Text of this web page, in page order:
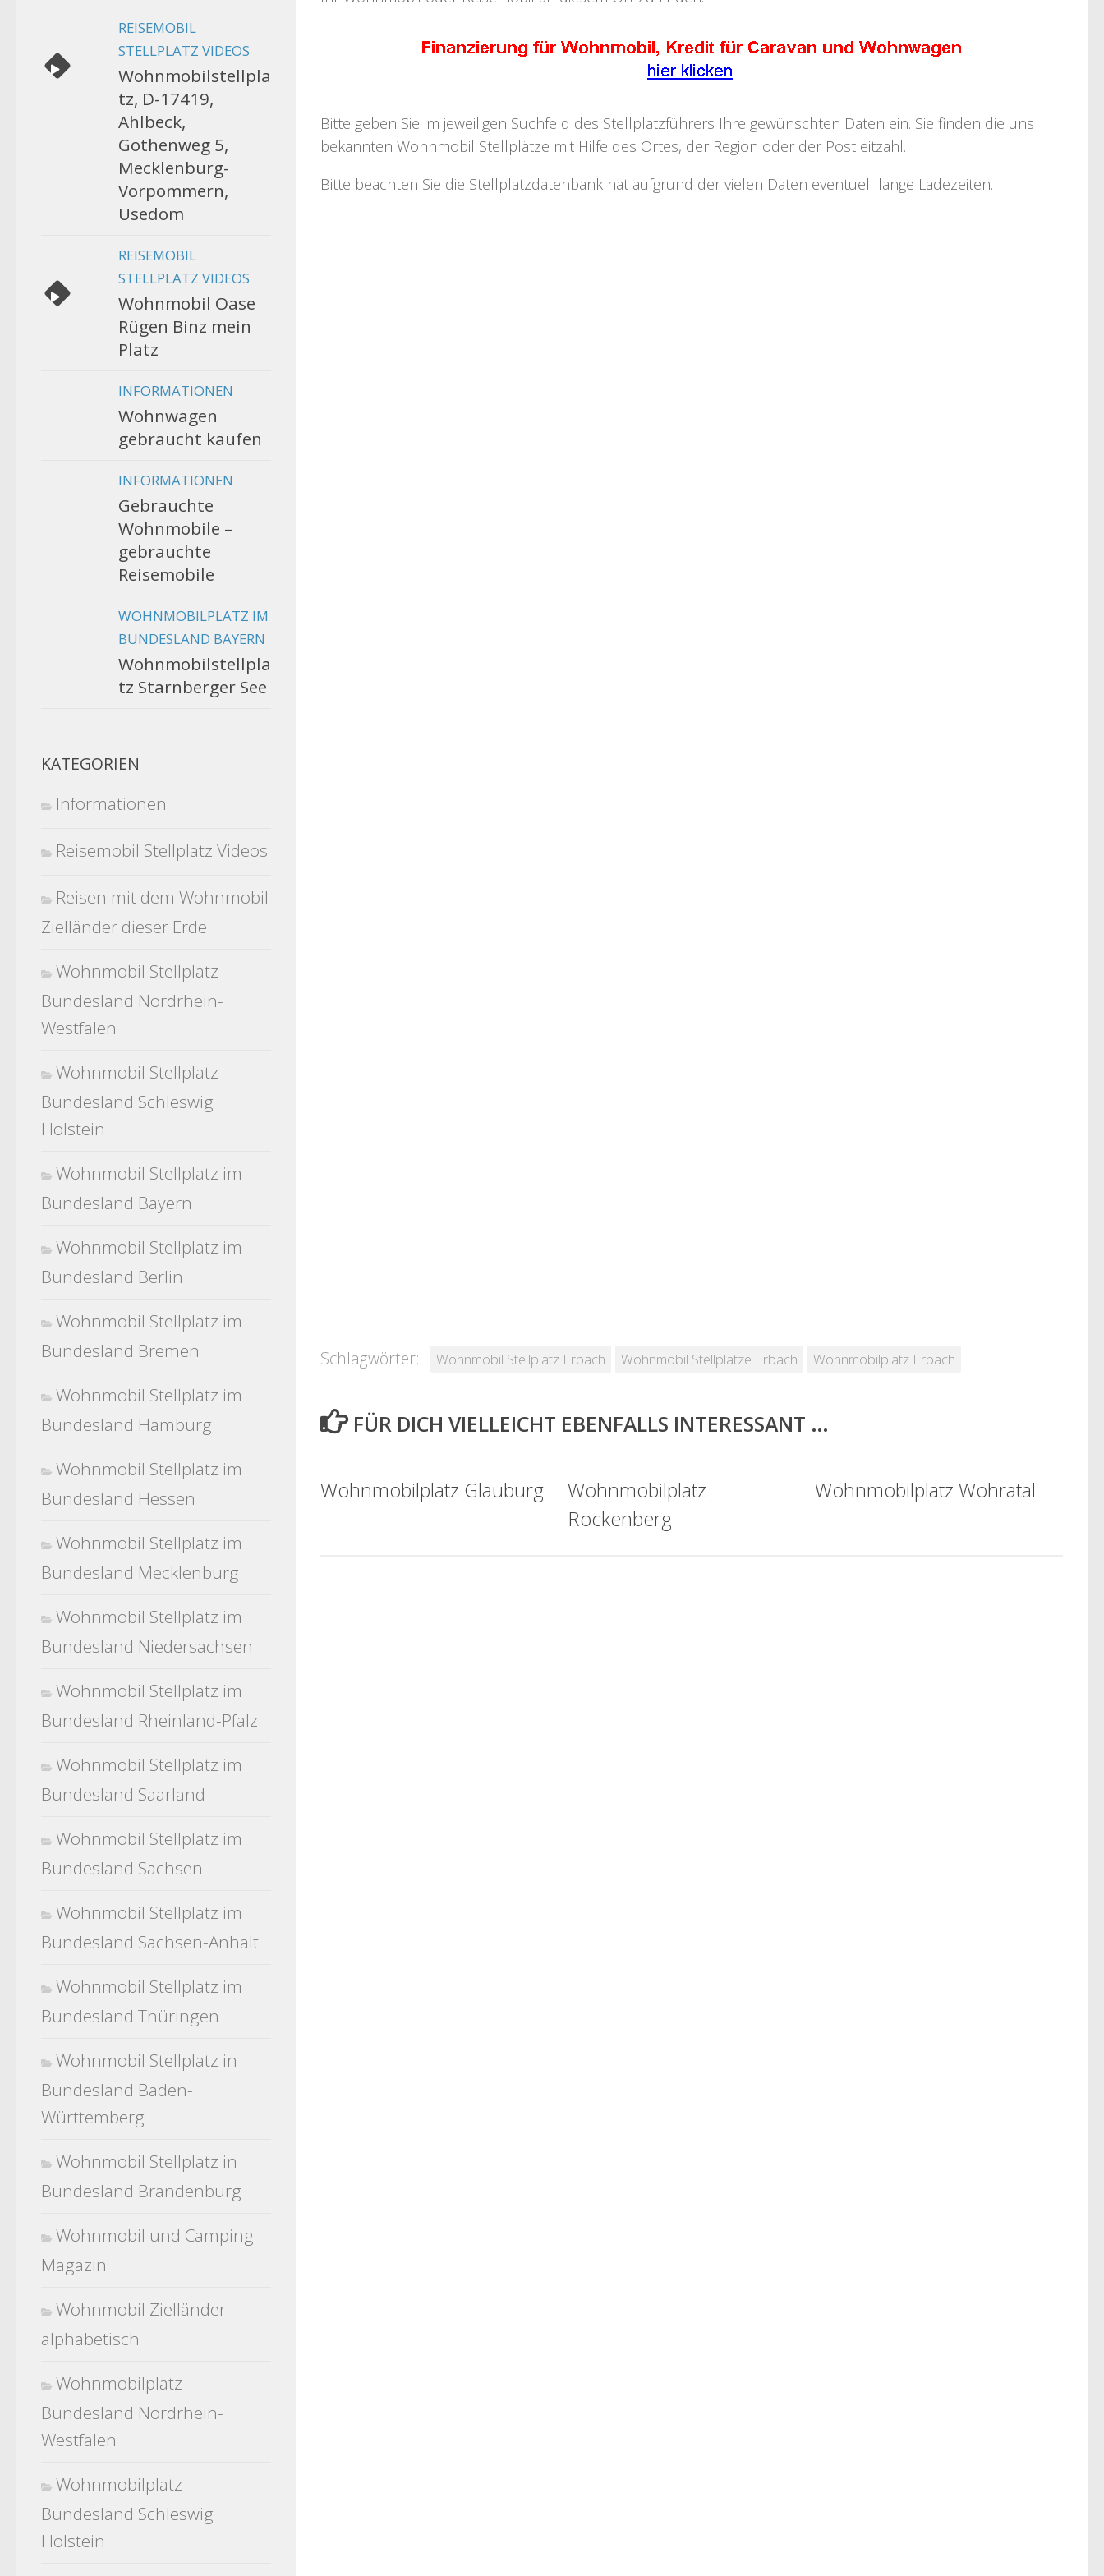
Bitte geben Sie im jeweiligen Suchfeld des Stellplatzführers Ihre gewünschten Daten ein. Sie finden die uns
bekannten Wohnmobil Stellplätze mit Hilfe des Ortes, der Region oder der Postleitzahl.
Bitte beachten Sie die Stellplatzdatenbank hat aufgrund der vielen Daten eventuell lange Ladezeiten.
Schlagwörter: Wohnmobil Stellplatz Erbach Wohnmobil Stellplätze Erbach Wohnmobilplatz Erbach
FÜR DICH VIELLEICHT EBENFALLS INTERESSANT …
Wohnmobilplatz Glauburg
Wohnmobilplatz
Rockenberg
Wohnmobilplatz Wohratal
REISEMOBIL
STELLPLATZ VIDEOS
Wohnmobilstellpla
tz, D-17419,
Ahlbeck,
Gothenweg 5,
Mecklenburg-
Vorpommern,
Usedom
REISEMOBIL
STELLPLATZ VIDEOS
Wohnmobil Oase
Rügen Binz mein
Platz
INFORMATIONEN
Wohnwagen
gebraucht kaufen
INFORMATIONEN
Gebrauchte
Wohnmobile –
gebrauchte
Reisemobile
WOHNMOBILPLATZ IM
BUNDESLAND BAYERN
Wohnmobilstellpla
tz Starnberger See
KATEGORIEN
Informationen
Reisemobil Stellplatz Videos
Reisen mit dem Wohnmobil
Zielländer dieser Erde
Wohnmobil Stellplatz
Bundesland Nordrhein-
Westfalen
Wohnmobil Stellplatz
Bundesland Schleswig
Holstein
Wohnmobil Stellplatz im
Bundesland Bayern
Wohnmobil Stellplatz im
Bundesland Berlin
Wohnmobil Stellplatz im
Bundesland Bremen
Wohnmobil Stellplatz im
Bundesland Hamburg
Wohnmobil Stellplatz im
Bundesland Hessen
Wohnmobil Stellplatz im
Bundesland Mecklenburg
Wohnmobil Stellplatz im
Bundesland Niedersachsen
Wohnmobil Stellplatz im
Bundesland Rheinland-Pfalz
Wohnmobil Stellplatz im
Bundesland Saarland
Wohnmobil Stellplatz im
Bundesland Sachsen
Wohnmobil Stellplatz im
Bundesland Sachsen-Anhalt
Wohnmobil Stellplatz im
Bundesland Thüringen
Wohnmobil Stellplatz in
Bundesland Baden-
Württemberg
Wohnmobil Stellplatz in
Bundesland Brandenburg
Wohnmobil und Camping
Magazin
Wohnmobil Zielländer
alphabetisch
Wohnmobilplatz
Bundesland Nordrhein-
Westfalen
Wohnmobilplatz
Bundesland Schleswig
Holstein